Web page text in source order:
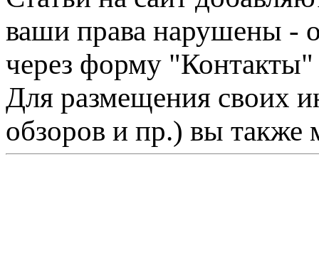
ваши права нарушены -
через форму "Контакты"
Для размещения своих
обзоров и пр.) вы также